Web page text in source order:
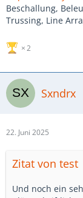
Beschallung,
Trussing, Line
2
Sxndrx
22. Juni 2025
Zitat von test
Und noch ein